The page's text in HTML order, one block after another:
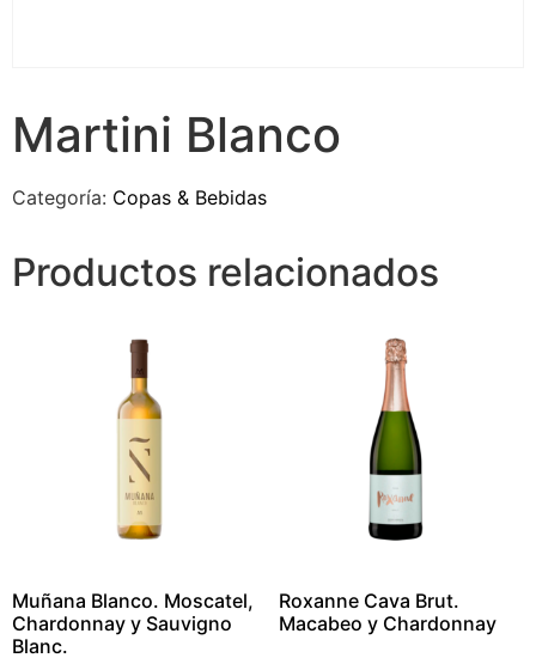
Martini Blanco
Categoría: Copas & Bebidas
Productos relacionados
Muñana Blanco. Moscatel,
Chardonnay y Sauvigno
Blanc.
Roxanne Cava Brut.
Macabeo y Chardonnay